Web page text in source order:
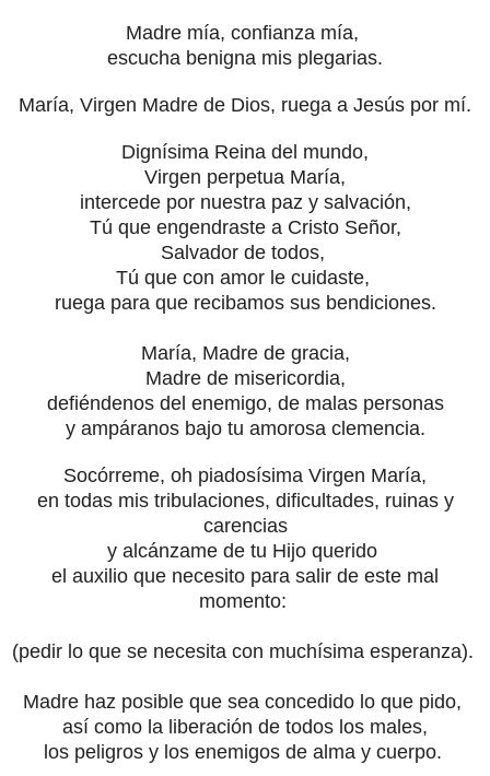
Madre mía, confianza mía,
escucha benigna mis plegarias.
María, Virgen Madre de Dios, ruega a Jesús por mí.
Dignísima Reina del mundo,
Virgen perpetua María,
intercede por nuestra paz y salvación,
Tú que engendraste a Cristo Señor,
Salvador de todos,
Tú que con amor le cuidaste,
ruega para que recibamos sus bendiciones.
María, Madre de gracia,
Madre de misericordia,
defiéndenos del enemigo, de malas personas
y ampáranos bajo tu amorosa clemencia.
Socórreme, oh piadosísima Virgen María,
en todas mis tribulaciones, dificultades, ruinas y
carencias
y alcánzame de tu Hijo querido
el auxilio que necesito para salir de este mal
momento:
(pedir lo que se necesita con muchísima esperanza).
Madre haz posible que sea concedido lo que pido,
así como la liberación de todos los males,
los peligros y los enemigos de alma y cuerpo.